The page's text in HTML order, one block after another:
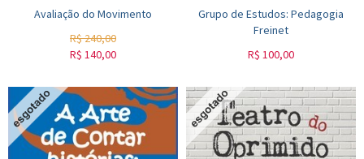
Avaliação do Movimento
R$240,00
R$ 140,00
Grupo de Estudos: Pedagogia
Freinet
R$ 100,00